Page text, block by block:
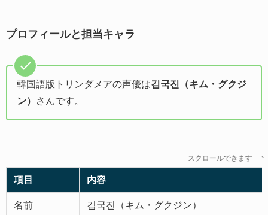
プロフィールと担当キャラ
韓国語版トリンダメアの声優は김국진（キム・グクジ
ン）
さんです。
スクロールできます
項目 内容
名前 김국진（キム・グクジン）